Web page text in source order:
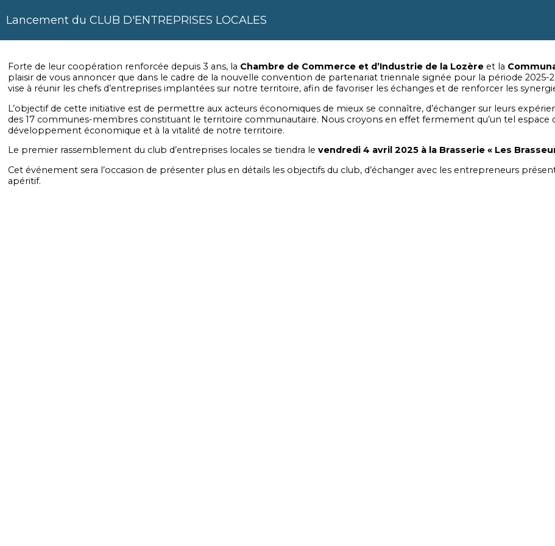
Lancement du CLUB D'ENTREPRISES LOCALES
Forte de leur coopération renforcée depuis 3 ans, la Chambre de Commerce et d’Industrie de la Lozère et la
plaisir de vous annoncer que dans le cadre de la nouvelle convention de partenariat triennale signée pour la période 2025-
vise à réunir les chefs d’entreprises implantées sur notre territoire, afin de favoriser les échanges et de renforcer les
L’objectif de cette initiative est de permettre aux acteurs économiques de mieux se connaître, d’échanger sur leurs
des 17 communes-membres constituant le territoire communautaire. Nous croyons en effet fermement qu’un tel
développement économique et à la vitalité de notre territoire.
Le premier rassemblement du club d’entreprises locales se tiendra levendredi 4 avril 2025 à la Brasserie « Les
Cet événement sera l’occasion de présenter plus en détails les objectifs du club, d’échanger avec les entrepreneurs
apéritif.